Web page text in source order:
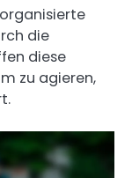
die
diese
zu agieren,